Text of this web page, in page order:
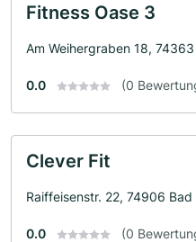
Fitness Oase 3
Am Weihergraben 18,
0.0 (0
Clever Fit
Raiffeisenstr. 22, 74906 Bad
0.0 (0